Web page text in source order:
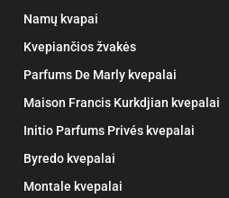
Namų kvapai
Kvepiančios žvakės
Parfums De Marly kvepalai
Maison Francis Kurkdjian kvepalai
Initio Parfums Privés kvepalai
Byredo kvepalai
Montale kvepalai